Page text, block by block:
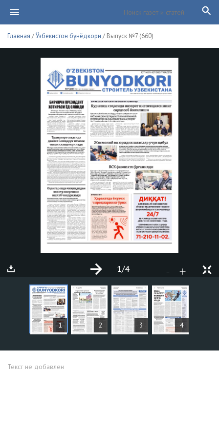
Главная /Ўзбекистон бунёдкори / Выпуск №7 (660)
1 2 3 4
- +
1/4
СТАТЬИ
Текст не добавлен